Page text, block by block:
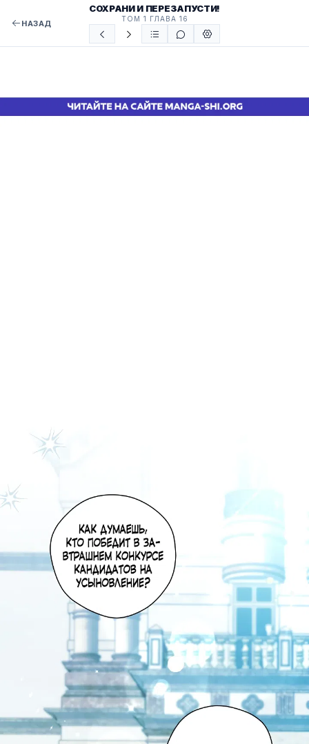
НАЗАД
СОХРАНИ И ПЕРЕЗАПУСТИ!
ТОМ 1 ГЛАВА 16